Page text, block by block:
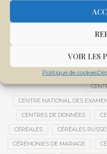
VOIR LES
Politique de cookies
CENTRAFRIQUE
CENTRE DE SANTÉ
CENTRE INTERNATIONAL
CENTRE NATIONAL DES
CENTRES DE DONNÉES
CÉRÉALES CÉRÉALES
CÉRÉMONIES DE MARIAGE